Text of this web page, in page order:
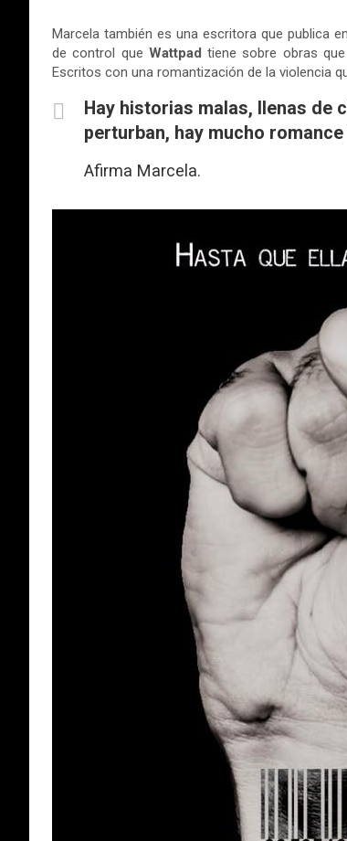
Marcela también es una escritora que publica
de control que Wattpad tiene sobre obras
Escritos con una romantización de la violencia
Hay historias malas, llenas de
perturban, hay mucho
Afirma Marcela.